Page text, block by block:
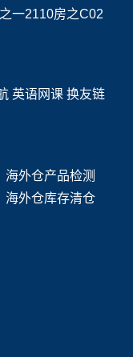
一2110房之C02
英语网课 换友链
海外仓产品检测
海外仓库存清仓